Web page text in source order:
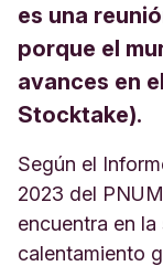
es una
porque el
avances en
Stocktake).
Según el
2023 del
encuentra en
calentamiento